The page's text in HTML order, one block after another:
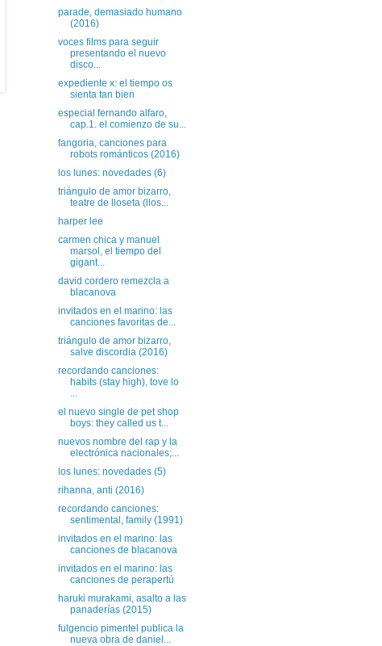
parade, demasiado humano
(2016)
voces films para seguir
presentando el nuevo
disco...
expediente x: el tiempo os
sienta tan bien
especial fernando alfaro,
cap.1. el comienzo de su...
fangoria, canciones para
robots románticos (2016)
los lunes: novedades (6)
triángulo de amor bizarro,
teatre de lloseta (llos...
harper lee
carmen chica y manuel
marsol, el tiempo del
gigant...
david cordero remezcla a
blacanova
invitados en el marino: las
canciones favoritas de...
triángulo de amor bizarro,
salve discordia (2016)
recordando canciones:
habits (stay high), tove lo
...
el nuevo single de pet shop
boys: they called us t...
nuevos nombre del rap y la
electrónica nacionales;...
los lunes: novedades (5)
rihanna, anti (2016)
recordando canciones:
sentimental, family (1991)
invitados en el marino: las
canciones de blacanova
invitados en el marino: las
canciones de perapertú
haruki murakami, asalto a las
panaderías (2015)
fulgencio pimentel publica la
nueva obra de daniel...